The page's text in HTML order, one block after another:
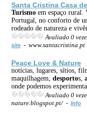
Santa Cristina Casa
Turismo em espaço rural.
Portugal, no conforto de
rodeado de natureza e
Avaliado 0
site -
Peace Love & Nature
notícias, lugares, sítios,
maquilhagem, desportos,
onde podemos
Avaliado 0
nature.blogspot.pt/ - Info